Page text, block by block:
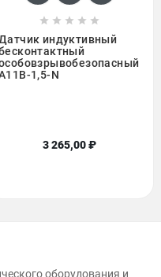
    
индуктивный
ISB
1,5-N
3 265,00 ₽
оборудования и